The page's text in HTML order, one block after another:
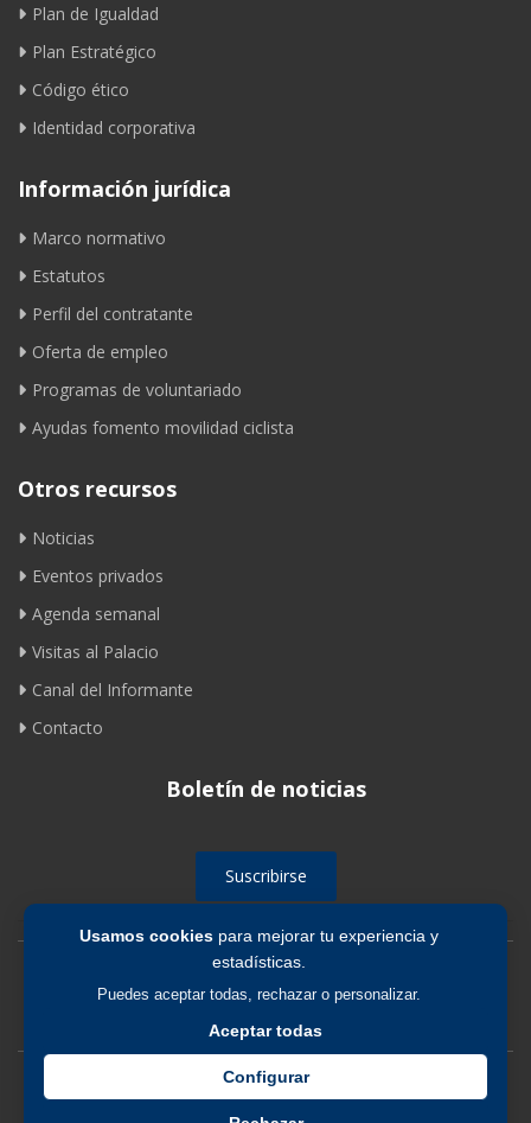
Usamos cookiespara mejorar tu experiencia y
estadísticas.
Puedes aceptar todas, rechazar o personalizar.
Aceptar todas
Configurar
Plan de Igualdad
Plan Estratégico
Código ético
Identidad corporativa
Información jurídica
Marco normativo
Estatutos
Perfil del contratante
Oferta de empleo
Programas de voluntariado
Ayudas fomento movilidad ciclista
Otros recursos
Noticias
Eventos privados
Agenda semanal
Visitas al Palacio
Canal del Informante
Contacto
Boletín de noticias
Suscribirse
Política de privacidad